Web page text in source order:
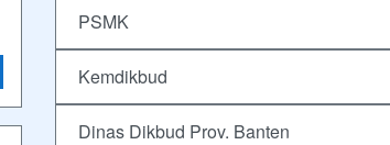
PSMK
Kemdikbud
Dinas Dikbud Prov. Banten